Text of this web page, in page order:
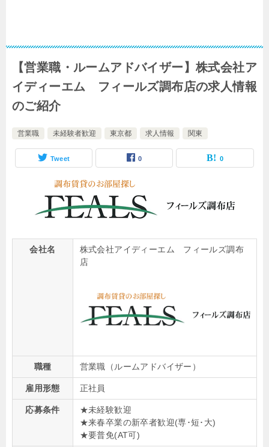
【営業職・ルームアドバイザー】株式会社ア
イディーエム フィールズ調布店の求人情報
のご紹介
営業職 未経験者歓迎 東京都 求人情報 関東
Tweet 0 0
会社名
株式会社アイディーエム フィールズ調布
店
職種 営業職（ルームアドバイザー）
雇用形態 正社員
応募条件
★未経験歓迎
★来春卒業の新卒者歓迎(専･短･大)
★要普免(AT可)